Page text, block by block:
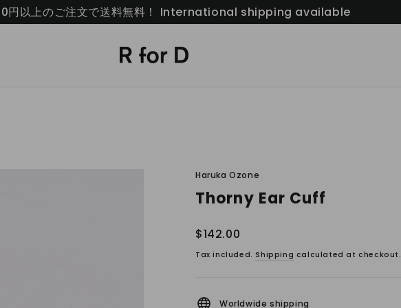
円以上のご注文で送料無料！ International shipping available
Haruka Ozone
Thorny Ear Cuff
Regular
$142.00
Tax included. Shipping calculated at checkout.
Worldwide shipping